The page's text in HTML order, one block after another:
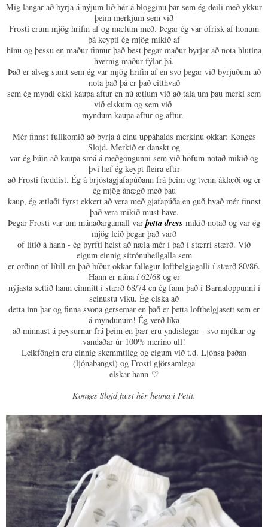
Mig langar að byrja á nýjum lið hér á blogginu þar sem ég deili með ykkur
þeim merkjum sem við
Frosti erum mjög hrifin af og mælum með. Þegar ég var ófrísk af honum
þá keypti ég mjög mikið af
hinu og þessu en maður finnur það best þegar maður byrjar að nota hlutina
hvernig maður fýlar þá.
Það er alveg sumt sem ég var mjög hrifin af en svo þegar við byrjuðum að
nota það þá er það eitthvað
sem ég myndi ekki kaupa aftur en nú ætlum við að tala um þau merki sem
við elskum og sem við
myndum kaupa aftur og aftur.
Mér finnst fullkomið að byrja á einu uppáhalds merkinu okkar: Konges
Slojd. Merkið er danskt og
var ég búin að kaupa smá á meðgöngunni sem við höfum notað mikið og
því hef ég keypt fleira eftir
að Frosti fæddist. Ég á brjóstagjafapúðann frá þeim og tvenn áklæði og er
ég mjög ánægð með þau
kaup, ég ætlaði fyrst ekkert að vera með gjafapúða en guð hvað mér finnst
það vera mikið must have.
Þegar Frosti var um mánaðargamall var þetta dress mikið notað og var ég
mjög leið þegar það varð
of lítið á hann - ég þyrfti helst að næla mér í það í stærri stærð. Við
eigum einnig sítrónuheilgalla sem
er orðinn of lítill en það bíður okkar fallegur loftbelgjagalli í stærð 80/86.
Hann er núna í 62/68 og er
nýjasta settið hann einmitt í stærð 68/74 en ég fann það í Barnaloppunni í
seinustu viku. Ég elska að
detta inn þar og finna svona gersemar en það er þetta loftbelgjasett sem er
á myndunum! Ég verð líka
að minnast á peysurnar frá þeim en þær eru yndislegar - svo mjúkar og
vandaðar úr 100% merino ull!
Leikföngin eru einnig skemmtileg og eigum við t.d. Ljónsa þaðan
(ljónabangsi) og Frosti gjörsamlega
elskar hann ♡
Konges Slojd fæst hér heima í Petit.